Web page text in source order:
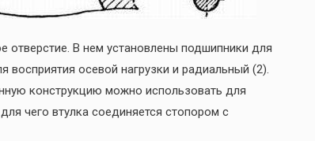
отверстие. В нем установлены подшипники для
осевой нагрузки и радиальный (2).
конструкцию можно использовать для
чего втулка соединяется стопором с